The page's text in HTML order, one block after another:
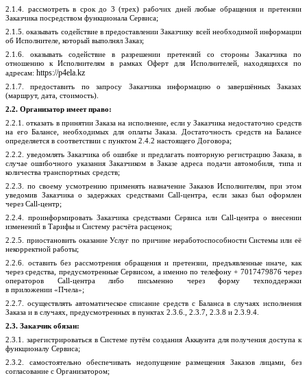
2.1.4. рассмотреть в срок до 3 (трех) рабочих дней любые обращения и претензии
Заказчика посредством функционала Сервиса;
2.1.5. оказывать содействие в предоставлении Заказчику всей необходимой информации
об Исполнителе, который выполнял Заказ;
2.1.6. оказывать содействие в разрешении претензий со стороны Заказчика по
отношению к Исполнителям в рамках Оферт для Исполнителей, находящихся по
адресам: https://p4ela.kz
2.1.7. предоставить по запросу Заказчика информацию о завершённых Заказах
(маршрут, дата, стоимость).
2.2. Организатор имеет право:
2.2.1. отказать в принятии Заказа на исполнение, если у Заказчика недостаточно средств
на его Балансе, необходимых для оплаты Заказа. Достаточность средств на Балансе
определяется в соответствии с пунктом 2.4.2 настоящего Договора;
2.2.2. уведомлять Заказчика об ошибке и предлагать повторную регистрацию Заказа, в
случае ошибочного указания Заказчиком в Заказе адреса подачи автомобиля, типа и
количества транспортных средств;
2.2.3. по своему усмотрению применять назначение Заказов Исполнителям, при этом
уведомив Заказчика о задержках средствами Call-центра, если заказ был оформлен
через Call-центр;
2.2.4. проинформировать Заказчика средствами Сервиса или Call-центра о внесении
изменений в Тарифы и Систему расчёта расценок;
2.2.5. приостановить оказание Услуг по причине неработоспособности Системы или её
некорректной работы;
2.2.6. оставить без рассмотрения обращения и претензии, предъявленные иначе, как
через средства, предусмотренные Сервисом, а именно по телефону + 7017479876 через
операторов
Call-центра либо письменно через форму техподдержки
в приложении «Пчела»;
2.2.7. осуществлять автоматическое списание средств с Баланса в случаях исполнения
Заказа и в случаях, предусмотренных в пунктах 2.3.6., 2.3.7, 2.3.8 и 2.3.9.4.
2.3. Заказчик обязан:
2.3.1. зарегистрироваться в Системе путём создания Аккаунта для получения доступа к
функционалу Сервиса;
2.3. 2 . самостоятельно обеспечивать недопущение размещения Заказов лицами,
без
согласование с Организатором;